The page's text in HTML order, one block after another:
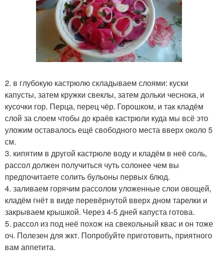
2. в глубокую кастрюлю складываем слоями: куски
капусты, затем кружки свеклы, затем дольки чеснока, и
кусочки гор. Перца, перец чёр. Горошком, и так кладём
слой за слоем чтобы до краёв кастрюли куда мы всё это
уложим оставалось ещё свободного места вверх около 5
см.
3. кипятим в другой кастрюле воду и кладём в неё соль,
рассол должен получиться чуть солонее чем вы
предпочитаете солить бульоны первых блюд.
4. заливаем горячим рассолом уложенные слои овощей,
кладём гнёт в виде перевёрнутой вверх дном тарелки и
закрываем крышкой. Через 4-5 дней капуста готова.
5. рассол из под неё похож на свекольный квас и он тоже
оч. Полезен для жкт. Попробуйте приготовить, приятного
вам аппетита.